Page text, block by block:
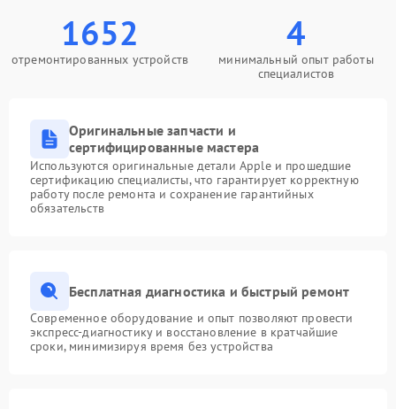
1652
отремонтированных устройств
4
минимальный опыт работы
специалистов
Оригинальные запчасти и
сертифицированные мастера
Используются оригинальные детали Apple и прошедшие
сертификацию специалисты, что гарантирует корректную
работу после ремонта и сохранение гарантийных
обязательств
Бесплатная диагностика и быстрый ремонт
Современное оборудование и опыт позволяют провести
экспресс-диагностику и восстановление в кратчайшие
сроки, минимизируя время без устройства